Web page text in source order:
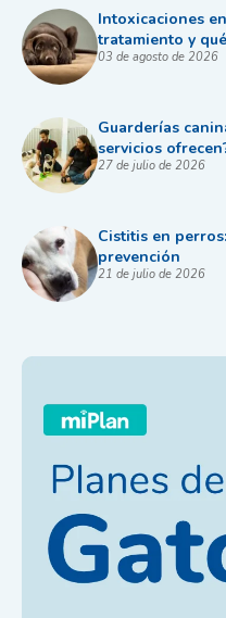
Intoxicaciones
tratamiento y
03 de agosto de 2026
Guarderías
servicios
27 de julio de 2026
Cistitis en
prevención
21 de julio de 2026